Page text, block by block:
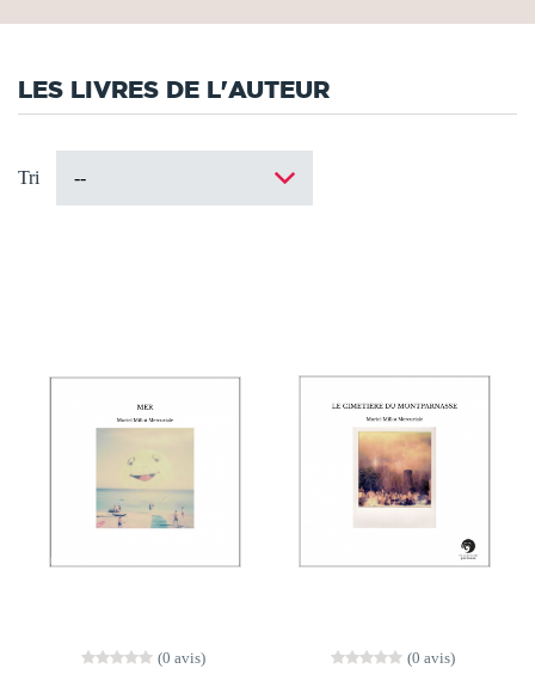
LES LIVRES DE L'AUTEUR
Tri
(0 avis) (0 avis)